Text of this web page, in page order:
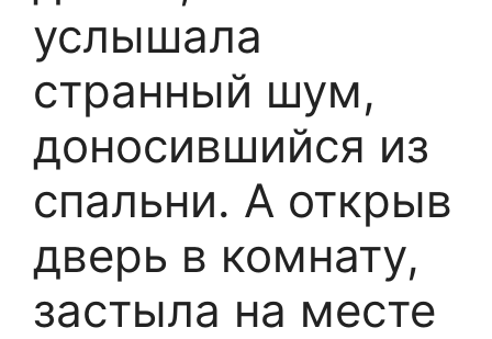
услышала
странный шум,
доносившийся из
спальни. А открыв
дверь в комнату,
застыла на месте